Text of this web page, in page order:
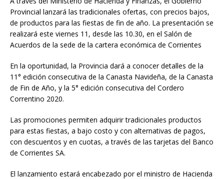
Provincial lanzará las tradicionales ofertas, con precios bajos,
de productos para las fiestas de fin de año. La presentación se
realizará este viernes 11, desde las 10.30, en el Salón de
Acuerdos de la sede de la cartera económica de Corrientes
En la oportunidad, la Provincia dará a conocer detalles de la
11° edición consecutiva de la Canasta Navideña, de la Canasta
de Fin de Año, y la 5° edición consecutiva del Cordero
Correntino 2020.
Las promociones permiten adquirir tradicionales productos
para estas fiestas, a bajo costo y con alternativas de pagos,
con descuentos y en cuotas, a través de las tarjetas del Banco
de Corrientes SA.
El lanzamiento estará encabezado por el ministro de Hacienda